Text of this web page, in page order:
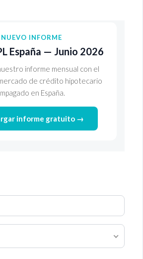
NUEVO INFORME
España — Junio 2026
informe mensual con el
de crédito hipotecario
en España.
informe gratuito →